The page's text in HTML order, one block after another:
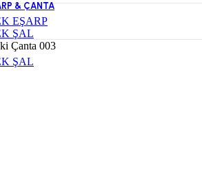
& ÇANTA
EŞARP
ŞAL
ŞAL
Çanta 003